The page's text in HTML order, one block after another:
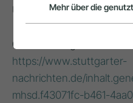
Umweltfragen.
Quelle: Stuttgarter
https://www.stuttgarter-
nachrichten.de/
mhsd.f43071fc-b461-
Mehr über die